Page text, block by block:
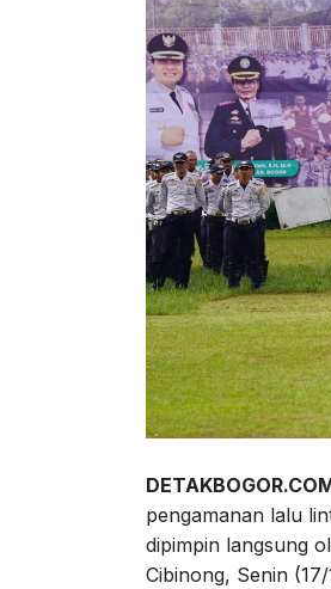
pengamanan lalu
dipimpin langsung
Cibinong, Senin